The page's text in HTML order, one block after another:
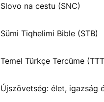
Slovo na cestu (SNC)
Sümi Tiqhelimi Bible (STB)
Temel Türkçe Tercüme
Újszövetség: élet, igazság